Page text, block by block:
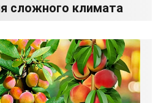
сложного климата